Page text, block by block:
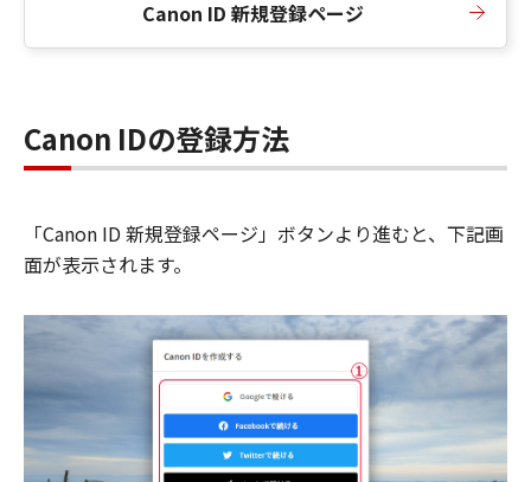
Canon ID 新規登録ページ
Canon IDの登録方法
「Canon ID 新規登録ページ」ボタンより進むと、下記画
面が表示されます。